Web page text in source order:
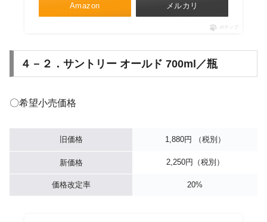
Amazon メルカリ
ポチップ
４－２．サントリー オールド 700ml／瓶
〇希望小売価格
旧価格 1,880円 （税別）
新価格 2,250円（税別）
価格改定率 20%